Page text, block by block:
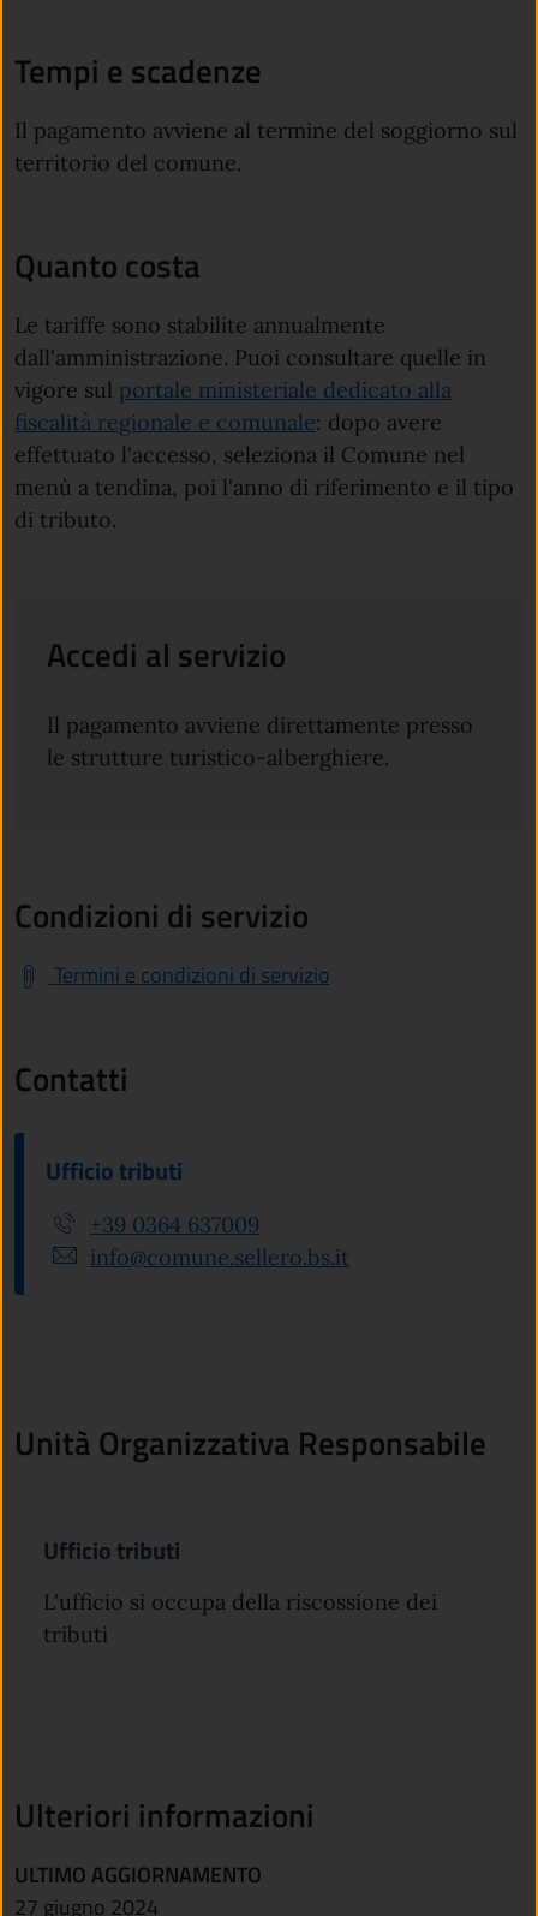
Tempi e scadenze
Il pagamento avviene al termine del soggiorno sul
territorio del comune.
Quanto costa
Le tariffe sono stabilite annualmente
dall'amministrazione. Puoi consultare quelle in
vigore sul portale ministeriale dedicato alla
fiscalità regionale e comunale(apre in un'altra
: dopo avere
effettuato l'accesso, seleziona il Comune nel
menù a tendina, poi l'anno di riferimento e il tipo
di tributo.
Accedi al servizio
Il pagamento avviene direttamente presso
le strutture turistico-alberghiere.
Condizioni di servizio
Termini e condizioni di servizio
Contatti
Ufficio tributi
+39 0364 637009
info@comune.sellero.bs.it
Unità Organizzativa Responsabile
Ufficio tributi
L'ufficio si occupa della riscossione dei
tributi
Ulteriori informazioni
ULTIMO AGGIORNAMENTO
27 giugno 2024